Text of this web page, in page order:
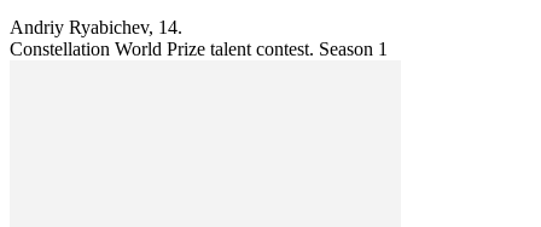
Andriy Ryabichev, 14.
Constellation World Prize talent contest. Season 1